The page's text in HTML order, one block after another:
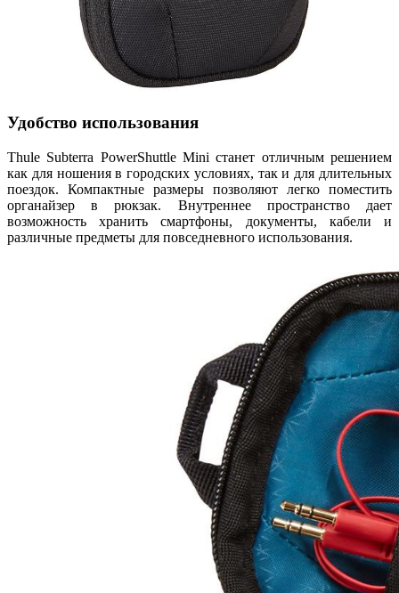
Удобство использования
Thule Subterra PowerShuttle Mini станет отличным решением
как для ношения в городских условиях, так и для длительных
поездок. Компактные размеры позволяют легко поместить
органайзер в рюкзак. Внутреннее пространство дает
возможность хранить смартфоны, документы, кабели и
различные предметы для повседневного использования.